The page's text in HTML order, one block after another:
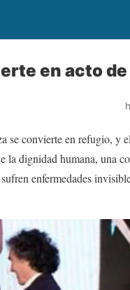
en acto
se convierte en refugio, y
dignidad humana, una
enfermedades